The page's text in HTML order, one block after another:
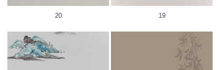
19
20